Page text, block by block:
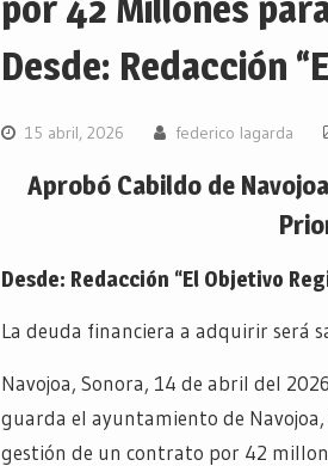
Desde: Redacción
15 abril, 2026 federico lagarda
Aprobó Cabildo de
Desde: Redacción “El Objetivo
La deuda financiera a adquirir será
Navojoa, Sonora, 14 de abril del
guarda el ayuntamiento de
gestión de un contrato por 42